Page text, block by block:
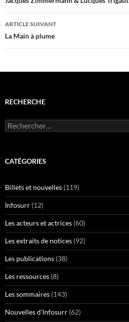
articles
ARTICLE SUIVANT
La Main à plume
RECHERCHE
Rechercher :
CATÉGORIES
Billets et nouvelles (119)
Infosurr (12)
Les acteurs et actrices (60)
Les extraits de notices (92)
Les publications (38)
Les ressources (8)
Les sommaires (143)
Nouvelles d'Infosurr (62)